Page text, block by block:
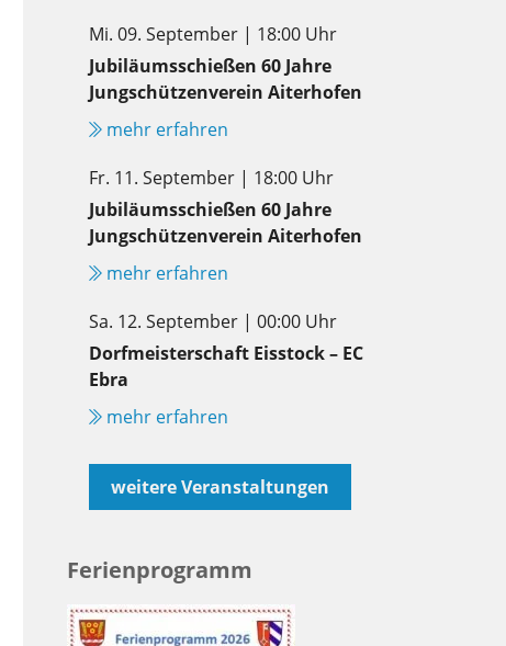
Mi. 09. September | 18:00 Uhr
Jubiläumsschießen 60 Jahre
Jungschützenverein Aiterhofen
mehr erfahren
Fr. 11. September | 18:00 Uhr
Jubiläumsschießen 60 Jahre
Jungschützenverein Aiterhofen
mehr erfahren
Sa. 12. September | 00:00 Uhr
Dorfmeisterschaft Eisstock – EC
Ebra
mehr erfahren
weitere Veranstaltungen
Ferienprogramm